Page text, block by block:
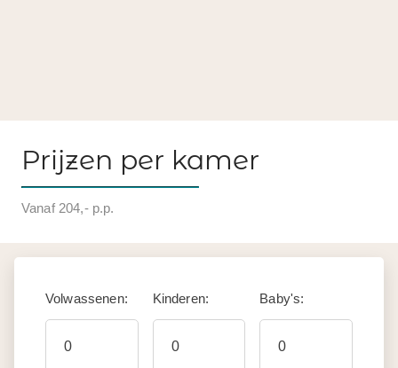
Prijzen per kamer
Vanaf 204,- p.p.
Volwassenen: Kinderen: Baby's: